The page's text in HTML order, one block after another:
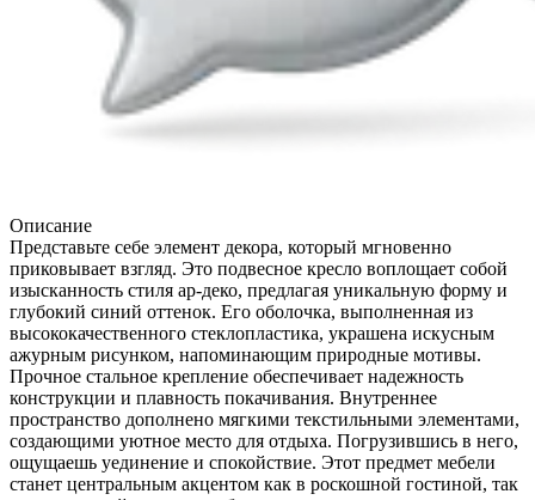
Описание
Представьте себе элемент декора, который мгновенно
приковывает взгляд. Это подвесное кресло воплощает собой
изысканность стиля ар-деко, предлагая уникальную форму и
глубокий синий оттенок. Его оболочка, выполненная из
высококачественного стеклопластика, украшена искусным
ажурным рисунком, напоминающим природные мотивы.
Прочное стальное крепление обеспечивает надежность
конструкции и плавность покачивания. Внутреннее
пространство дополнено мягкими текстильными элементами,
создающими уютное место для отдыха. Погрузившись в него,
ощущаешь уединение и спокойствие. Этот предмет мебели
станет центральным акцентом как в роскошной гостиной, так